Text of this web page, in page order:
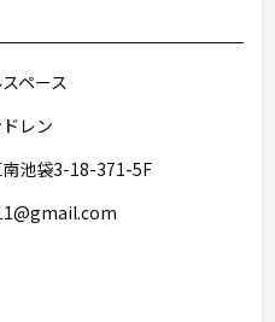
ペース
レン
池袋3-18-371-5F